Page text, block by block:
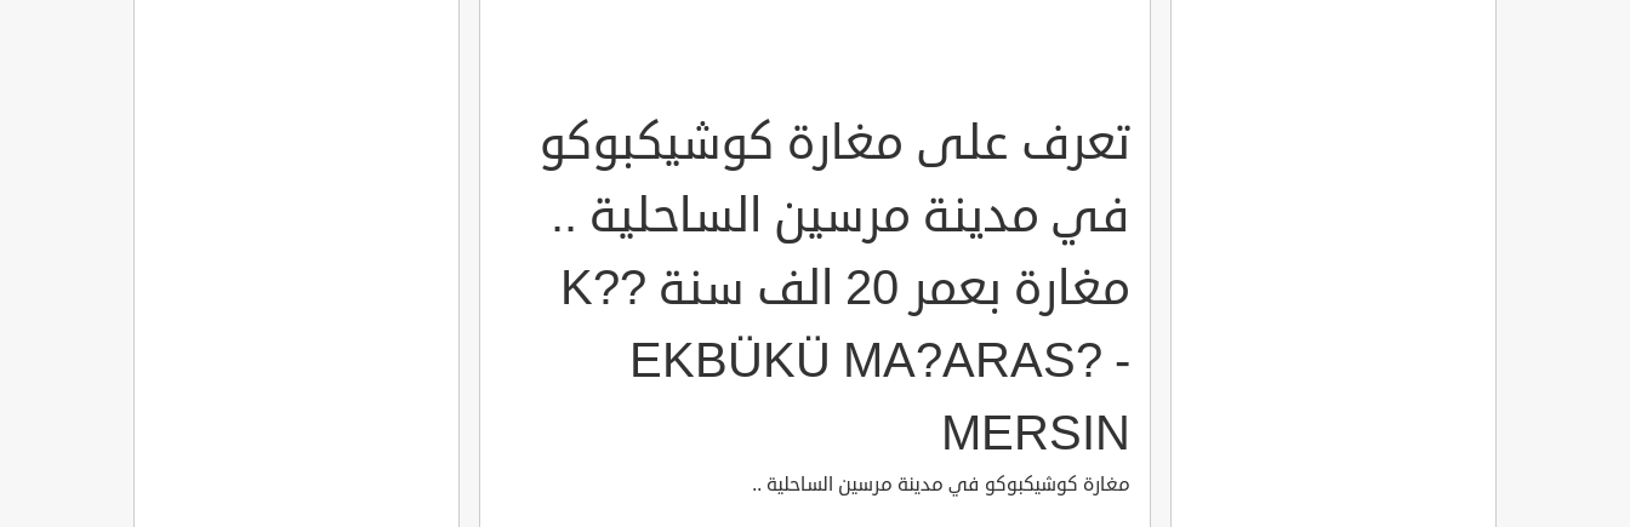
تعرف على مغارة كوشيكبوكو
في مدينة مرسين الساحلية ..
مغارة بعمر 20 الف سنة K??
EKBÜKÜ MA?ARAS? -
MERSIN
مغارة كوشيكبوكو في مدينة مرسين الساحلية ..